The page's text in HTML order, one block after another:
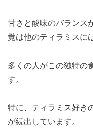
甘さと酸味のバランス
覚は他のティラミスに
多くの人がこの独特の
す。
特に、ティラミス好き
が続出しています。